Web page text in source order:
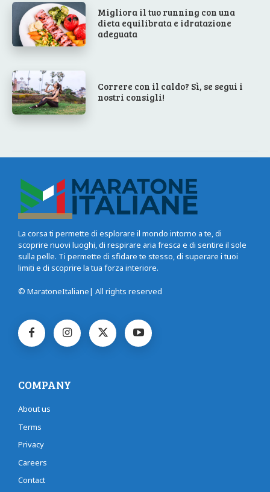
Migliora il tuo running con una
dieta equilibrata e idratazione
adeguata
Correre con il caldo? Sì, se segui i
nostri consigli!
La corsa ti permette di esplorare il mondo intorno a te, di
scoprire nuovi luoghi, di respirare aria fresca e di sentire il sole
sulla pelle. Ti permette di sfidare te stesso, di superare i tuoi
limiti e di scoprire la tua forza interiore.
© MaratoneItaliane| All rights reserved
COMPANY
About us
Terms
Privacy
Careers
Contact